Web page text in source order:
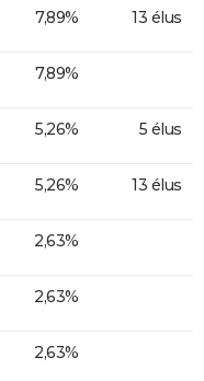
7,89% 13 élus
7,89%
5,26% 5 élus
5,26% 13 élus
2,63%
2,63%
2,63%